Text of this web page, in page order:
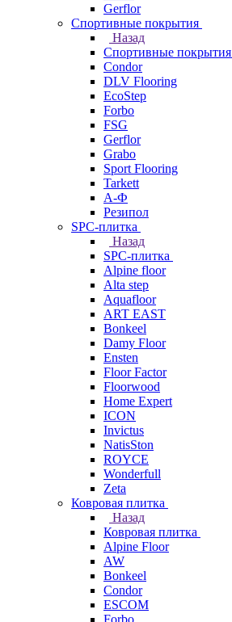
Gerflor
Спортивные покрытия
Назад
Спортивные покрытия
Condor
DLV Flooring
EcoStep
Forbo
FSG
Gerflor
Grabo
Sport Flooring
Tarkett
А-Ф
Резипол
SPC-плитка
Назад
SPC-плитка
Alpine floor
Alta step
Aquafloor
ART EAST
Bonkeel
Damy Floor
Ensten
Floor Factor
Floorwood
Home Expert
ICON
Invictus
NatisSton
ROYCE
Wonderfull
Zeta
Ковровая плитка
Назад
Ковровая плитка
Alpine Floor
AW
Bonkeel
Condor
ESCOM
Forbo